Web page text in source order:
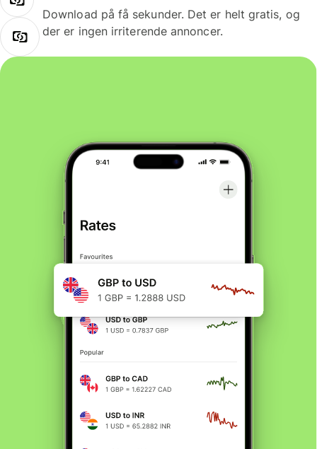
Download på få sekunder. Det er helt gratis, og
der er ingen irriterende annoncer.